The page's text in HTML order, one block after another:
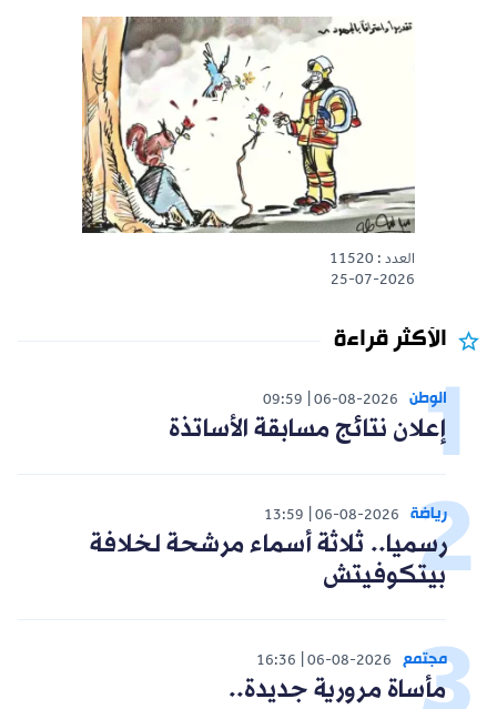
العدد : 11520
25-07-2026
الأكثر قراءة
الوطن 06-08-2026
09:59
إعلان نتائج مسابقة الأساتذة
رياضة 06-08-2026
13:59
رسميا.. ثلاثة أسماء مرشحة لخلافة
بيتكوفيتش
مجتمع 06-08-2026
16:36
مأساة مرورية جديدة..